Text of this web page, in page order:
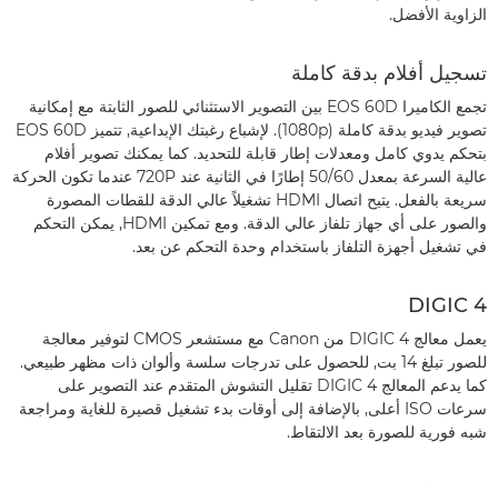
الزاوية الأفضل.
تسجيل أفلام بدقة كاملة
تجمع الكاميرا EOS 60D بين التصوير الاستثنائي للصور الثابتة مع إمكانية
تصوير فيديو بدقة كاملة (1080p). لإشباع رغبتك الإبداعية, تتميز EOS 60D
بتحكم يدوي كامل ومعدلات إطار قابلة للتحديد. كما يمكنك تصوير أفلام
عالية السرعة بمعدل 50/60 إطارًا في الثانية عند 720P عندما تكون الحركة
سريعة بالفعل. يتيح اتصال HDMI تشغيلاً عالي الدقة للقطات المصورة
والصور على أي جهاز تلفاز عالي الدقة. ومع تمكين HDMI, يمكن التحكم
في تشغيل أجهزة التلفاز باستخدام وحدة التحكم عن بعد.
DIGIC 4
يعمل معالج DIGIC 4 من Canon مع مستشعر CMOS لتوفير معالجة
للصور تبلغ 14 بت, للحصول على تدرجات سلسة وألوان ذات مظهر طبيعي.
كما يدعم المعالج DIGIC 4 تقليل التشوش المتقدم عند التصوير على
سرعات ISO أعلى, بالإضافة إلى أوقات بدء تشغيل قصيرة للغاية ومراجعة
شبه فورية للصورة بعد الالتقاط.